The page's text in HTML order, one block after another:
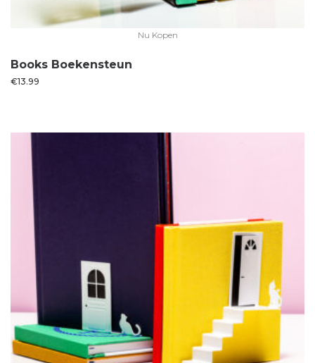
Nu Kopen
Books Boekensteun
€13.99